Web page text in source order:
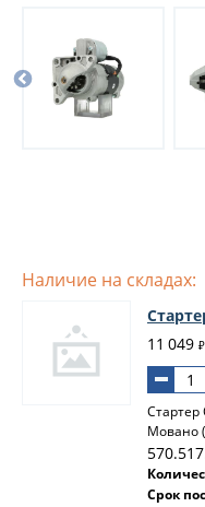
Наличие на складах:
11 049 ₽
Мовано
Срок